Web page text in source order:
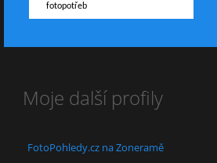
fotopotřeb
Moje další profily
FotoPohledy.cz na Zoneramě